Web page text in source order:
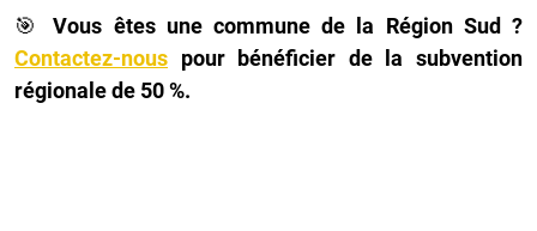
🎯Vous êtes une commune de la Région Sud ?
Contactez-nous pour bénéficier de la subvention
régionale de 50 %.